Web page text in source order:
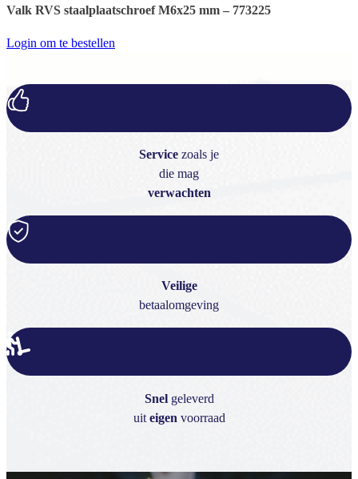
Valk RVS staalplaatschroef M6x25 mm – 773225
Login om te bestellen
Service zoals je
die mag
verwachten
Veilige
betaalomgeving
Snelgeleverd
uiteigenvoorraad